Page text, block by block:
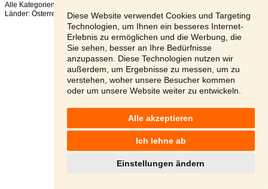
Diese Website verwendet Cookies und Targeting
Technologien, um Ihnen ein besseres Internet-
Erlebnis zu ermöglichen und die Werbung, die
Sie sehen, besser an Ihre Bedürfnisse
anzupassen. Diese Technologien nutzen wir
außerdem, um Ergebnisse zu messen, um zu
verstehen, woher unsere Besucher kommen
oder um unsere Website weiter zu entwickeln.
Alle akzeptieren
Ich lehne ab
Einstellungen ändern
Alle Kategorien
Länder: Österreich ,Tschechien,Slowakei,Polen